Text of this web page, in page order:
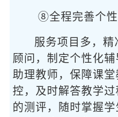
⑧全程完善个
服务项目多，
顾问，制定个性化
助理教师，保障课
控，及时解答教学
的测评，随时掌握